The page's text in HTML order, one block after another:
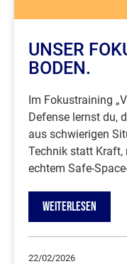
UNSER
BODEN.
Im Fokustraining
Defense lernst du,
aus schwierigen
Technik statt Kraft,
echtem Safe-
WEITERLESEN
22/02/2026